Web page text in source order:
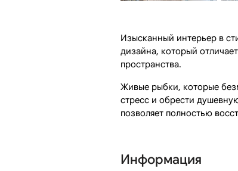
Изысканный интерьер в
дизайна, который
пространства.
Живые рыбки, которые
стресс и обрести
позволяет полностью
Информация